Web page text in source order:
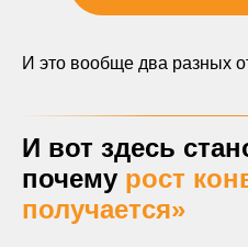
И это вообще два разных
И вот здесь
почему рост
получается»